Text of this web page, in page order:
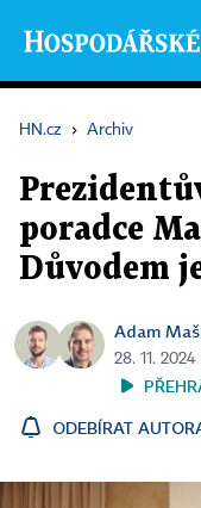
HN.cz › Archiv
poradce
Důvodem
Adam
28. 11.
ODEBÍRAT